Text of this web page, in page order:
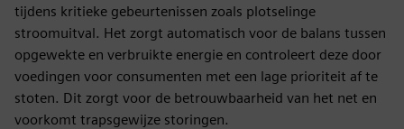
tijdens kritieke gebeurtenissen zoals plotselinge
stroomuitval. Het zorgt automatisch voor de balans tussen
opgewekte en verbruikte energie en controleert deze door
voedingen voor consumenten met een lage prioriteit af te
stoten. Dit zorgt voor de betrouwbaarheid van het net en
voorkomt trapsgewijze storingen.